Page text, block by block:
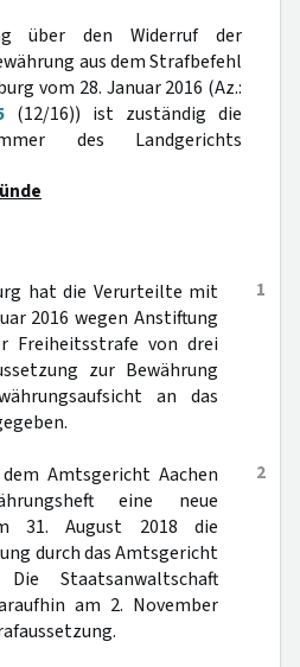
über den Widerruf der
aus dem Strafbefehl
vom 28. Januar 2016 (Az.:
(12/16)) ist zuständig die
des Landgerichts
1
hat die Verurteilte mit
2016 wegen Anstiftung
Freiheitsstrafe von drei
zur Bewährung
an das
2
Amtsgericht Aachen
eine neue
31. August 2018 die
durch das Amtsgericht
Staatsanwaltschaft
am 2. November